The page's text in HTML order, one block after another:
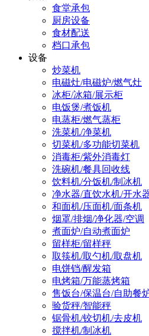
食堂承包
厨房设备
食材配送
档口承包
设备
炒菜机
电磁灶/电磁炉/燃气灶
冰柜/冰箱/展示柜
电饭煲/煮饭机
电蒸柜/燃气蒸柜
洗菜机/净菜机
切菜机/多功能切菜机
消毒柜/紫外消毒灯
洗碗机/餐具回收线
饮料机/分饭机/制冰机
净水器/直饮水机/开水
和面机/压面机/面条机
烟罩/排烟/净化器/空调
煮面炉/自动煮面炉
留样柜/留样秤
取筷机/取勺机/取盘机
电饼铛/醒发箱
电烤箱/万能蒸烤箱
售饭台/保温台/自助餐
验货秤/智能秤
锯骨机/铰切机/去皮机
搅拌机/制冰机